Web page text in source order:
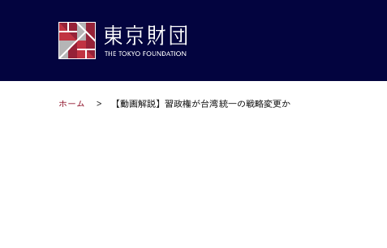
ホーム 【動画解説】習政権が台湾統一の戦略変更か